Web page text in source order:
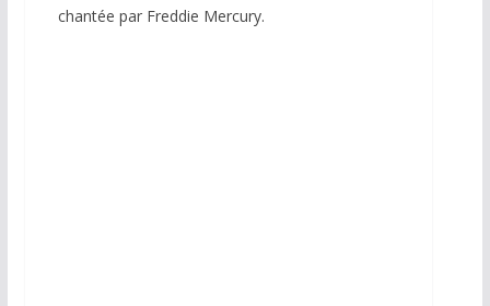
chantée par Freddie Mercury.